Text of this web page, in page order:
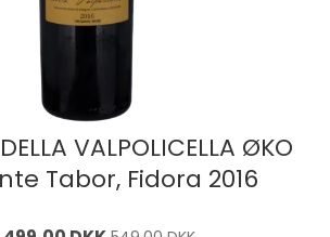
VALPOLICELLA ØKO
Tabor, Fidora 2016